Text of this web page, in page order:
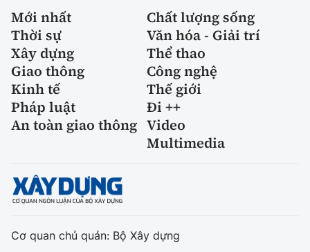
Mới nhất
Chất lượng sống
Thời sự
Văn hóa - Giải trí
Xây dựng
Thể thao
Giao thông
Công nghệ
Kinh tế
Thế giới
Pháp luật
Đi ++
An toàn giao thông Video
Multimedia
Cơ quan chủ quản: Bộ Xây dựng